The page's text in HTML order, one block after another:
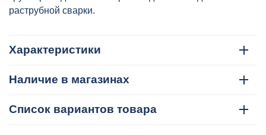
раструбной сварки.
Характеристики
Наличие в магазинах
Список вариантов товара